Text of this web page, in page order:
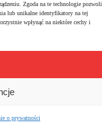
Zgoda na te technologie pozwoli
lub unikalne identyfikatory na tej
wpłynąć na niektóre cechy i
o prywatności